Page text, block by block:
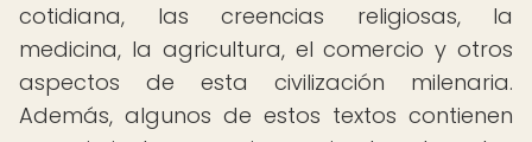
cotidiana, las creencias religiosas, la
medicina, la agricultura, el comercio y otros
aspectos de esta civilización milenaria.
Además, algunos de estos textos contienen